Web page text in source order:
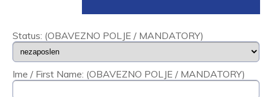
Status: (OBAVEZNO POLJE / MANDATORY)
Ime / First Name: (OBAVEZNO POLJE / MANDATORY)